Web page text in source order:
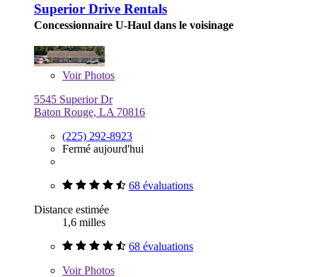
Superior Drive Rentals
Concessionnaire U-Haul dans le voisinage
VoirPhotos
5545 Superior Dr
Baton Rouge, LA 70816
(225) 292-8923
Fermé aujourd'hui
68 évaluations
Distance estimée
1,6 milles
68 évaluations
VoirPhotos